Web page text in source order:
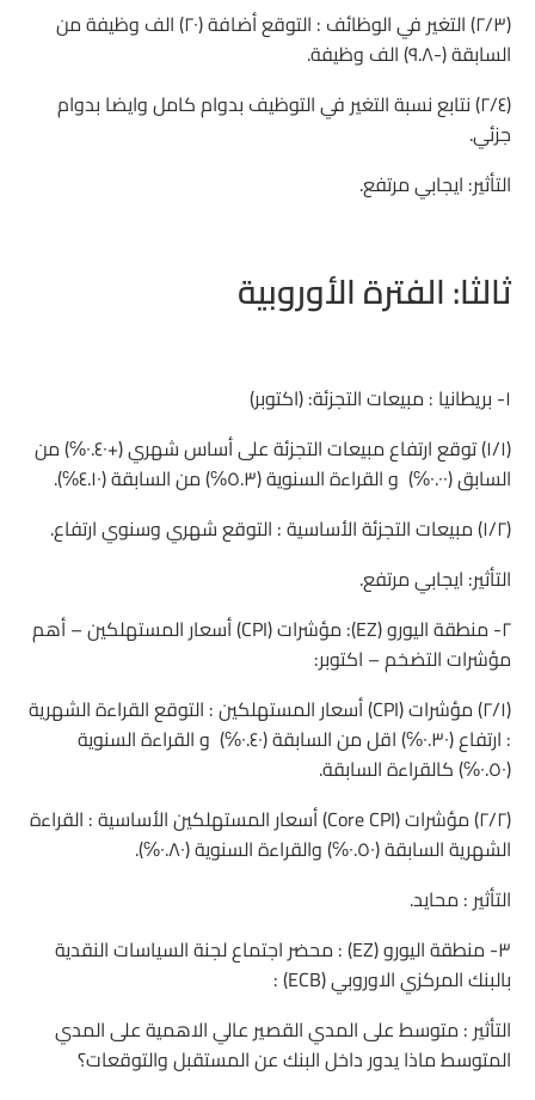
(٢/٣) التغير في الوظائف : التوقع أضافة (٢٠) الف وظيفة من
السابقة (-٩.٨) الف وظيفة.
(٢/٤) نتابع نسبة التغير في التوظيف بدوام كامل وايضا بدوام
جزئي.
التأثير: ايجابي مرتفع.
ثالثا: الفترة الأوروبية
١- بريطانيا : مبيعات التجزئة: (اكتوبر)
(١/١) توقع ارتفاع مبيعات التجزئة على أساس شهري (+٠.٤٠℅) من
السابق (٠.٠٠℅) و القراءة السنوية (٥.٣℅) من السابقة (٤.١٠℅).
(١/٢) مبيعات التجزئة الأساسية : التوقع شهري وسنوي ارتفاع.
التأثير: ايجابي مرتفع.
٢- منطقة اليورو (EZ): مؤشرات (CPI) أسعار المستهلكين – أهم
مؤشرات التضخم – اكتوبر:
(٢/١) مؤشرات (CPI) أسعار المستهلكين : التوقع القراءة الشهرية
: ارتفاع (٠.٣٠℅) اقل من السابقة (٠.٤٠℅) و القراءة السنوية
(٠.٥٠℅) كالقراءة السابقة.
(٢/٢) مؤشرات (Core CPI) أسعار المستهلكين الأساسية : القراءة
الشهرية السابقة (٠.٥٠℅) والقراءة السنوية (٠.٨٠℅).
التأثير : محايد.
٣- منطقة اليورو (EZ) : محضر اجتماع لجنة السياسات النقدية
بالبنك المركزي الاوروبي (ECB) :
التأثير : متوسط على المدي القصير عالي الاهمية على المدي
المتوسط ماذا يدور داخل البنك عن المستقبل والتوقعات؟